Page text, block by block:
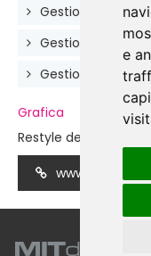
e
Gestione
Gestione
Gestione
Grafica
Restyle del Logo